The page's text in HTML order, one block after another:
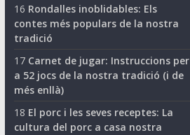
16 Rondalles inoblidables: Els
contes més populars de la nostra
tradició
17 Carnet de jugar: Instruccions per
a 52 jocs de la nostra tradició (i de
més enllà)
18 El porc i les seves receptes: La
cultura del porc a casa nostra